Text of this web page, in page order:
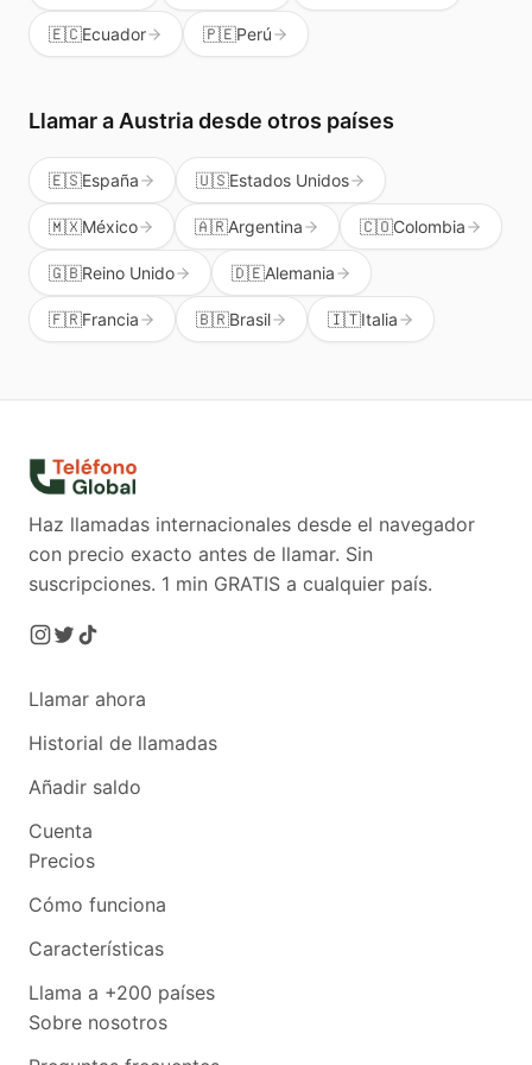
🇪🇨Ecuador 🇵🇪Perú
Llamar a Austriadesde otros países
🇪🇸España 🇺🇸Estados Unidos
🇲🇽México 🇦🇷Argentina 🇨🇴Colombia
🇬🇧Reino Unido 🇩🇪Alemania
🇫🇷Francia 🇧🇷Brasil 🇮🇹Italia
Haz llamadas internacionales desde el navegador
con precio exacto antes de llamar. Sin
suscripciones. 1 min GRATIS a cualquier país.
Llamar ahora
Historial de llamadas
Añadir saldo
Cuenta
Precios
Cómo funciona
Características
Llama a +200 países
Sobre nosotros